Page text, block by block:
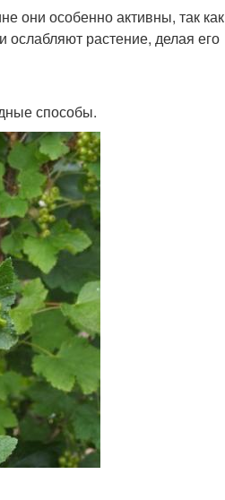
они особенно активны, так как
ослабляют растение, делая его
способы.